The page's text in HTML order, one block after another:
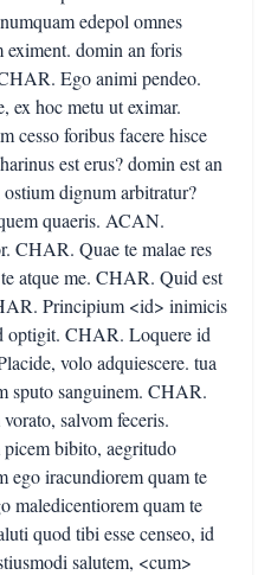
edepol omnes
eximent. domin an foris
Ego animi pendeo.
ex hoc metu ut eximar.
cesso foribus facere hisce
est erus? domin est an
dignum arbitratur?
quaeris. ACAN.
CHAR. Quae te malae res
atque me. CHAR. Quid est
Principium <id> inimicis
CHAR. Loquere id
volo adquiescere. tua
sputo sanguinem. CHAR.
salvom feceris.
bibito, aegritudo
ego iracundiorem quam te
maledicentiorem quam te
quod tibi esse censeo, id
salutem, <cum>